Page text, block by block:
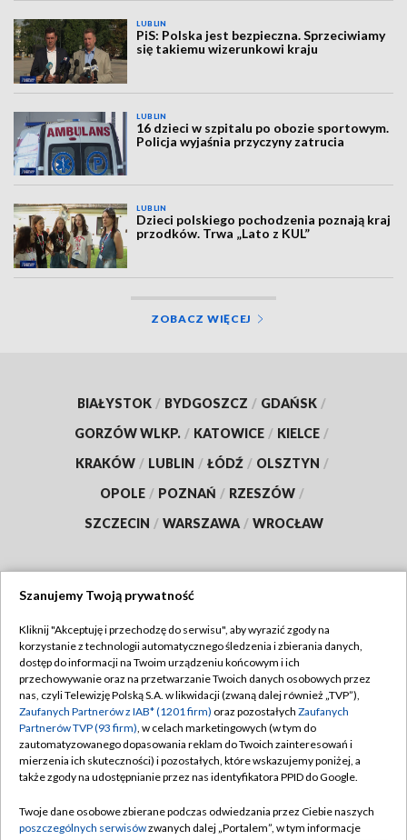
LUBLIN
PiS: Polska jest bezpieczna. Sprzeciwiamy
się takiemu wizerunkowi kraju
LUBLIN
16 dzieci w szpitalu po obozie sportowym.
Policja wyjaśnia przyczyny zatrucia
LUBLIN
Dzieci polskiego pochodzenia poznają kraj
przodków. Trwa „Lato z KUL”
ZOBACZ WIĘCEJ
BIAŁYSTOK / BYDGOSZCZ / GDAŃSK /
GORZÓW WLKP. / KATOWICE / KIELCE /
KRAKÓW / LUBLIN / ŁÓDŹ / OLSZTYN /
OPOLE / POZNAŃ / RZESZÓW /
SZCZECIN / WARSZAWA / WROCŁAW
TVP
Abonament TVP
Emisja w TVP
Centrum informacji TVP
Naziemna Telewizja Cyfrowa
Rada Programowa
Regulamin TVP
Polityka prywatności
Moje zgody
Pomoc
Kontakt
Szanujemy Twoją prywatność
Kliknij "Akceptuję i przechodzę do serwisu", aby wyrazić zgody na
korzystanie z technologii automatycznego śledzenia i zbierania danych,
dostęp do informacji na Twoim urządzeniu końcowym i ich
przechowywanie oraz na przetwarzanie Twoich danych osobowych przez
nas, czyli Telewizję Polską S.A. w likwidacji (zwaną dalej również „TVP”),
Zaufanych Partnerów z IAB* (1201 firm) oraz pozostałych Zaufanych
Partnerów TVP (93 firm), w celach marketingowych (w tym do
zautomatyzowanego dopasowania reklam do Twoich zainteresowań i
mierzenia ich skuteczności) i pozostałych, które wskazujemy poniżej, a
także zgody na udostępnianie przez nas identyfikatora PPID do Google.
Twoje dane osobowe zbierane podczas odwiedzania przez Ciebie naszych
poszczególnych serwisówzwanych dalej „Portalem”, w tym informacje